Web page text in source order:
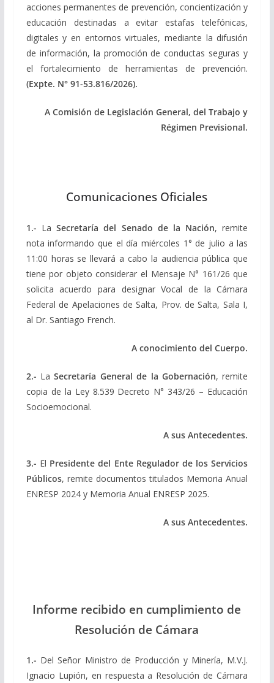
acciones permanentes de prevención, concientización y
educación destinadas a evitar estafas telefónicas,
digitales y en entornos virtuales, mediante la difusión
de información, la promoción de conductas seguras y
el fortalecimiento de herramientas de prevención.
(Expte. N° 91-53.816/2026).
A Comisión de Legislación General, del Trabajo y
Régimen Previsional.
Comunicaciones Oficiales
1.- LaSecretaría del Senado de la Nación, remite
nota informando que el día miércoles 1° de julio a las
11:00 horas se llevará a cabo la audiencia pública que
tiene por objeto considerar el Mensaje N° 161/26 que
solicita acuerdo para designar Vocal de la Cámara
Federal de Apelaciones de Salta, Prov. de Salta, Sala I,
al Dr. Santiago French.
A conocimiento del Cuerpo.
2.- LaSecretaría General de la Gobernación, remite
copia de la Ley 8.539 Decreto N° 343/26 – Educación
Socioemocional.
A sus Antecedentes.
3.- El Presidente del Ente Regulador de los Servicios
Públicos, remite documentos titulados Memoria Anual
ENRESP 2024 y Memoria Anual ENRESP 2025.
A sus Antecedentes.
Informe recibido en cumplimiento de
Resolución de Cámara
1.- Del Señor Ministro de Producción y Minería, M.V.J.
Ignacio Lupión, en respuesta a Resolución de Cámara